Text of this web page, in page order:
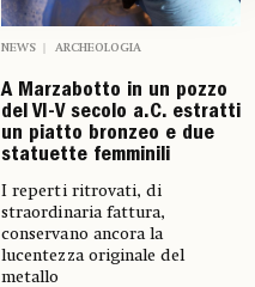
NEWS ARCHEOLOGIA
A Marzabotto in un pozzo
del VI-V secolo a.C. estratti
un piatto bronzeo e due
statuette femminili
I reperti ritrovati, di
straordinaria fattura,
conservano ancora la
lucentezza originale del
metallo